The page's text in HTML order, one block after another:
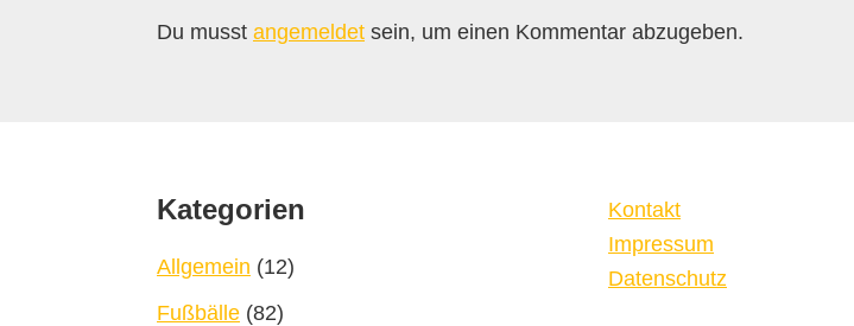
Du musst angemeldet sein, um einen Kommentar abzugeben.
Kategorien
Allgemein (12)
Fußbälle (82)
Kontakt
Impressum
Datenschutz